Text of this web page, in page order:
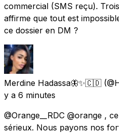
commercial (SMS reçu).
affirme que tout est
ce dossier en DM ?
Merdine Hadassa🦋✨🇨🇩
y a 6 minutes
@Orange__RDC @orange ,
sérieux. Nous payons nos